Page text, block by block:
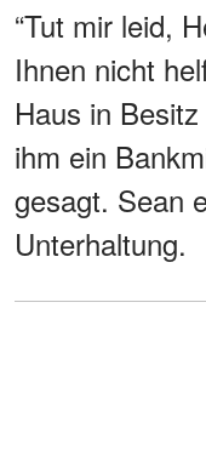
“Tut mir leid,
Ihnen nicht
Haus in
ihm ein
gesagt. Sean
Unterhaltung.